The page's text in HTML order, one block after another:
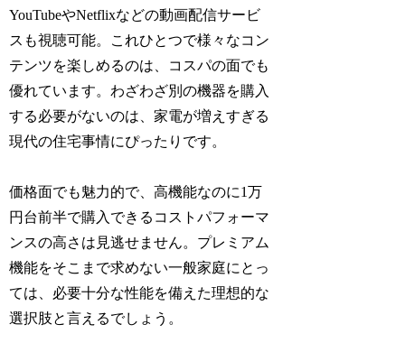
YouTubeやNetflixなどの動画配信サービ
スも視聴可能。これひとつで様々なコン
テンツを楽しめるのは、コスパの面でも
優れています。わざわざ別の機器を購入
する必要がないのは、家電が増えすぎる
現代の住宅事情にぴったりです。
価格面でも魅力的で、高機能なのに1万
円台前半で購入できるコストパフォーマ
ンスの高さは見逃せません。プレミアム
機能をそこまで求めない一般家庭にとっ
ては、必要十分な性能を備えた理想的な
選択肢と言えるでしょう。